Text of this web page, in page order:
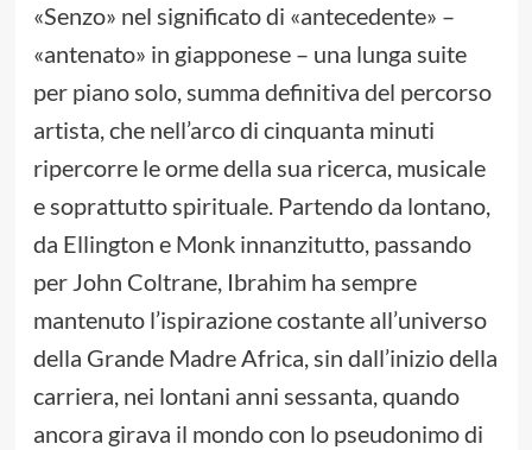
«Senzo» nel significato di «antecedente» –
«antenato» in giapponese – una lunga suite
per piano solo, summa definitiva del percorso
artista, che nell’arco di cinquanta minuti
ripercorre le orme della sua ricerca, musicale
e soprattutto spirituale. Partendo da lontano,
da Ellington e Monk innanzitutto, passando
per John Coltrane, Ibrahim ha sempre
mantenuto l’ispirazione costante all’universo
della Grande Madre Africa, sin dall’inizio della
carriera, nei lontani anni sessanta, quando
ancora girava il mondo con lo pseudonimo di